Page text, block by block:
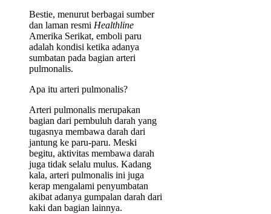
Bestie, menurut berbagai sumber
dan laman resmi Healthline
Amerika Serikat, emboli paru
adalah kondisi ketika adanya
sumbatan pada bagian arteri
pulmonalis.
Apa itu arteri pulmonalis?
Arteri pulmonalis merupakan
bagian dari pembuluh darah yang
tugasnya membawa darah dari
jantung ke paru-paru. Meski
begitu, aktivitas membawa darah
juga tidak selalu mulus. Kadang
kala, arteri pulmonalis ini juga
kerap mengalami penyumbatan
akibat adanya gumpalan darah dari
kaki dan bagian lainnya.